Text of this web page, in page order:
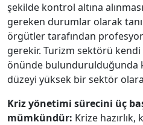
şekilde kontrol altına
gereken durumlar olarak
örgütler tarafından
gerekir. Turizm sektörü
önünde bulundurulduğunda
düzeyi yüksek bir sektör
Kriz yönetimi sürecini üç
mümkündür: Krize